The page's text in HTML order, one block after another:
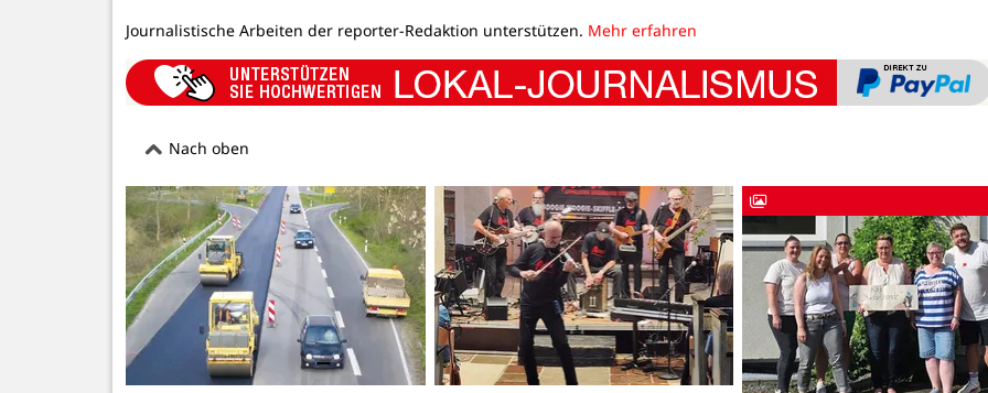
Journalistische Arbeiten der reporter-Redaktion unterstützen. Mehr erfahren
Nach oben